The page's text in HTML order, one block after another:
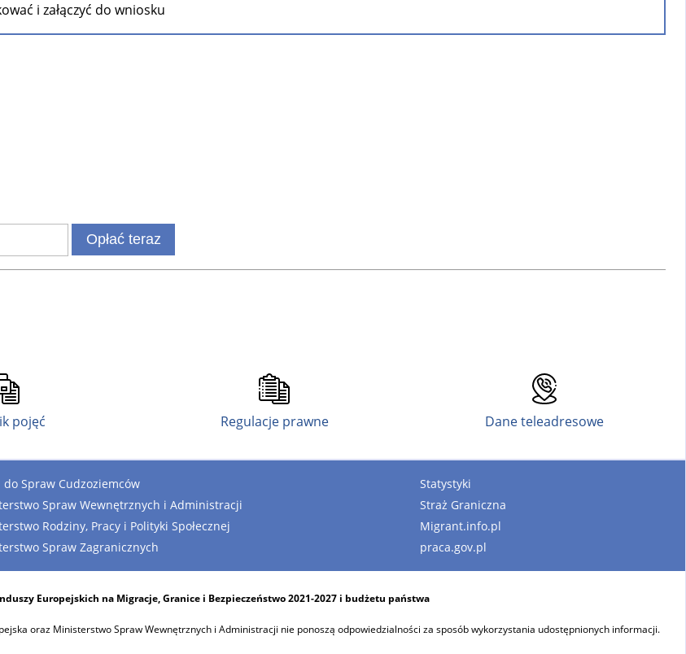
i załączyć do wniosku
pojęć Regulacje prawne Dane teleadresowe
do Spraw Cudzoziemców
Spraw Wewnętrznych i Administracji
Rodziny, Pracy i Polityki Społecznej
Spraw Zagranicznych
Statystyki
Straż Graniczna
Migrant.info.pl
praca.gov.pl
Europejskich na Migracje, Granice i Bezpieczeństwo 2021-2027 i budżetu państwa
oraz Ministerstwo Spraw Wewnętrznych i Administracji nie ponoszą odpowiedzialności za sposób wykorzystania udostępnionych informacji.